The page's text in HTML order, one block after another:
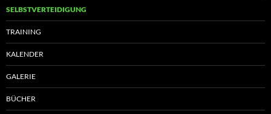
SELBSTVERTEIDIGUNG
TRAINING
KALENDER
GALERIE
BÜCHER